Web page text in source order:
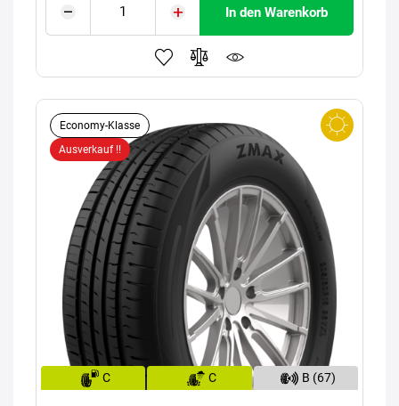
In den Warenkorb
Economy-Klasse
Ausverkauf !!
C C B (67)